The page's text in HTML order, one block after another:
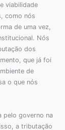
viabilidade
como nós
de uma vez,
Nós
dos
que já foi
de
o que nós
pelo governo na
a tributação